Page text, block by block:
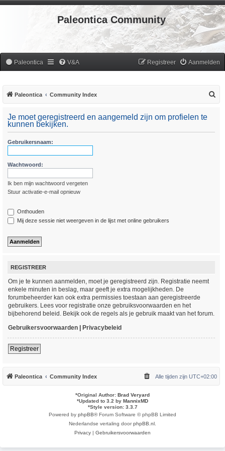
Paleontica Community
Paleontica V&A Aanmelden
Registreer
Paleontica Community Index
Je moet geregistreerd en aangemeld zijn om profielen te
kunnen bekijken.
Gebruikersnaam:
Wachtwoord:
Ik ben mijn wachtwoord vergeten
Stuur activatie-e-mail opnieuw
Onthouden
Mij deze sessie niet weergeven in de lijst met online gebruikers
REGISTREER
Om je te kunnen aanmelden, moet je geregistreerd zijn. Registratie neemt
enkele minuten in beslag, maar geeft je extra mogelijkheden. De
forumbeheerder kan ook extra permissies toestaan aan geregistreerde
gebruikers. Lees voor registratie onze gebruiksvoorwaarden en het
bijbehorend beleid. Bekijk ook de regels als je gebruik maakt van het forum.
Gebruikersvoorwaarden | Privacybeleid
Registreer
Paleontica Community Index Alle tijden zijn UTC+02:00
*Original Author: Brad Veryard
*Updated to 3.2 by MannixMD
*Style version: 3.3.7
Powered by phpBB® Forum Software © phpBB Limited
Nederlandse vertaling doorphpBB.nl
Privacy | Gebruikersvoorwaarden